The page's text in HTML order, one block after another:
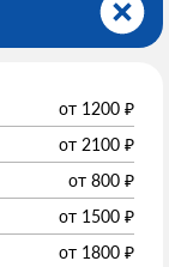
от 1200 ₽
от 2100 ₽
от 800 ₽
от 1500 ₽
от 1800 ₽